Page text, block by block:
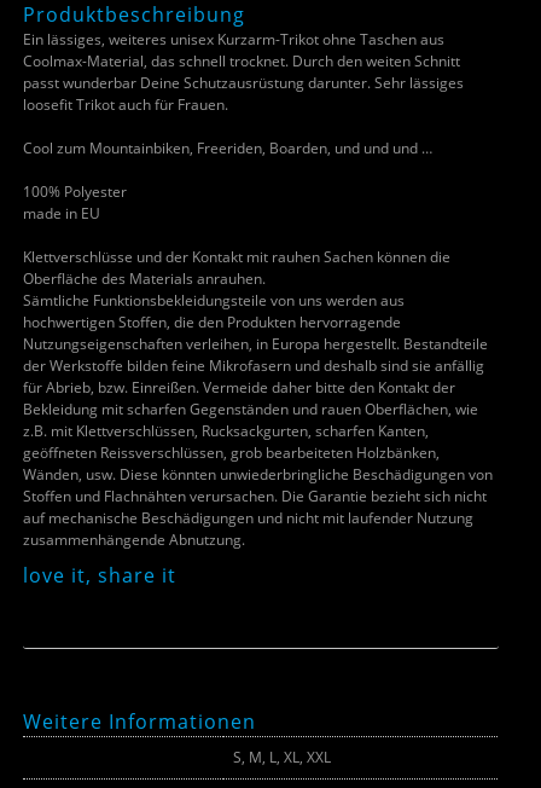
Produktbeschreibung
Ein lässiges, weiteres unisex Kurzarm-Trikot ohne Taschen aus
Coolmax-Material, das schnell trocknet. Durch den weiten Schnitt
passt wunderbar Deine Schutzausrüstung darunter. Sehr lässiges
loosefit Trikot auch für Frauen.
Cool zum Mountainbiken, Freeriden, Boarden, und und und …
100% Polyester
made in EU
Klettverschlüsse und der Kontakt mit rauhen Sachen können die
Oberfläche des Materials anrauhen.
Sämtliche Funktionsbekleidungsteile von uns werden aus
hochwertigen Stoffen, die den Produkten hervorragende
Nutzungseigenschaften verleihen, in Europa hergestellt. Bestandteile
der Werkstoffe bilden feine Mikrofasern und deshalb sind sie anfällig
für Abrieb, bzw. Einreißen. Vermeide daher bitte den Kontakt der
Bekleidung mit scharfen Gegenständen und rauen Oberflächen, wie
z.B. mit Klettverschlüssen, Rucksackgurten, scharfen Kanten,
geöffneten Reissverschlüssen, grob bearbeiteten Holzbänken,
Wänden, usw. Diese könnten unwiederbringliche Beschädigungen von
Stoffen und Flachnähten verursachen. Die Garantie bezieht sich nicht
auf mechanische Beschädigungen und nicht mit laufender Nutzung
zusammenhängende Abnutzung.
love it, share it
Weitere Informationen
S, M, L, XL, XXL